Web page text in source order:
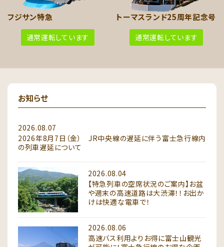
フジサン特急
通常運転しています
トーマスランド25周年記念号
通常運転しています
お知らせ
2026.08.07
2026年8月7日（金） JR中央線の遅延に伴う富士急行線内
の列車遅延について
2026.08.04
【特急列車の空席状況のご案内】お盆
や週末の高速道路は大渋滞！！お出か
けは快適な電車で！
2026.08.06
高速バス利用よりお得に富士山観光